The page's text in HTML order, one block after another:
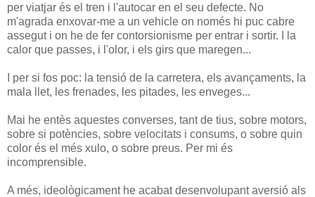
per viatjar és el tren i l'autocar en el seu defecte. No
m'agrada enxovar-me a un vehicle on només hi puc cabre
assegut i on he de fer contorsionisme per entrar i sortir. I la
calor que passes, i l'olor, i els girs que maregen...
I per si fos poc: la tensió de la carretera, els avançaments, la
mala llet, les frenades, les pitades, les enveges...
Mai he entès aquestes converses, tant de tius, sobre motors,
sobre si potències, sobre velocitats i consums, o sobre quin
color és el més xulo, o sobre preus. Per mi és
incomprensible.
A més, ideològicament he acabat desenvolupant aversió als